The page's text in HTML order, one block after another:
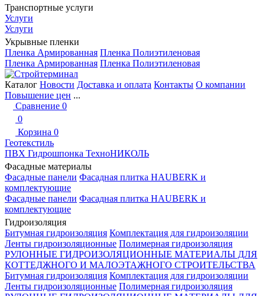
Транспортные услуги
Услуги
Услуги
Укрывные пленки
Пленка Армированная Пленка Полиэтиленовая
Пленка Армированная Пленка Полиэтиленовая
Каталог Новости Доставка и оплата Контакты О компании
Повышение цен ...
Сравнение 0
0
Корзина 0
Геотекстиль
ПВХ Гидрошпонка ТехноНИКОЛЬ
Фасадные материалы
Фасадные панели Фасадная плитка HAUBERK и
комплектующие
Фасадные панели Фасадная плитка HAUBERK и
комплектующие
Гидроизоляция
Битумная гидроизоляция Комплектация для гидроизоляции
Ленты гидроизоляционные Полимерная гидроизоляция
РУЛОННЫЕ ГИДРОИЗОЛЯЦИОННЫЕ МАТЕРИАЛЫ ДЛЯ
КОТТЕДЖНОГО И МАЛОЭТАЖНОГО СТРОИТЕЛЬСТВА
Битумная гидроизоляция Комплектация для гидроизоляции
Ленты гидроизоляционные Полимерная гидроизоляция